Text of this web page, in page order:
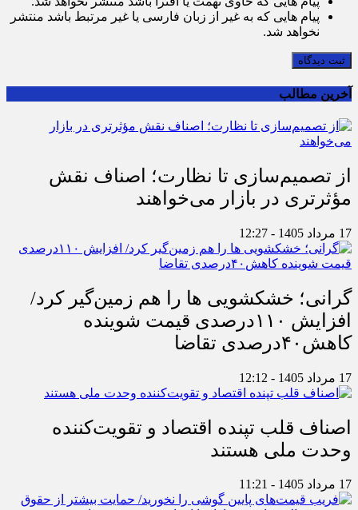
پیام هایی که به غیر از زبان فارسی یا غیر مرتبط باشد منتشر
نخواهد شد.
ثبت دیدگاه
آخرین مطالب
از تصمیم‌سازی تا نظارت؛ اصناف نقش
مؤثرتری در بازار می‌خواهند
17 مرداد 1405 - 12:27
گرانی؛ خشکشویی‌ ها را هم زمین‌گیر کرد/
افزایش ۱۱۰درصدی قیمت شوینده
کاهش۴۰درصدی تقاضا
17 مرداد 1405 - 12:12
اصناف قلب تپنده اقتصاد و تقویت‌کننده
وحدت ملی هستند
17 مرداد 1405 - 11:21